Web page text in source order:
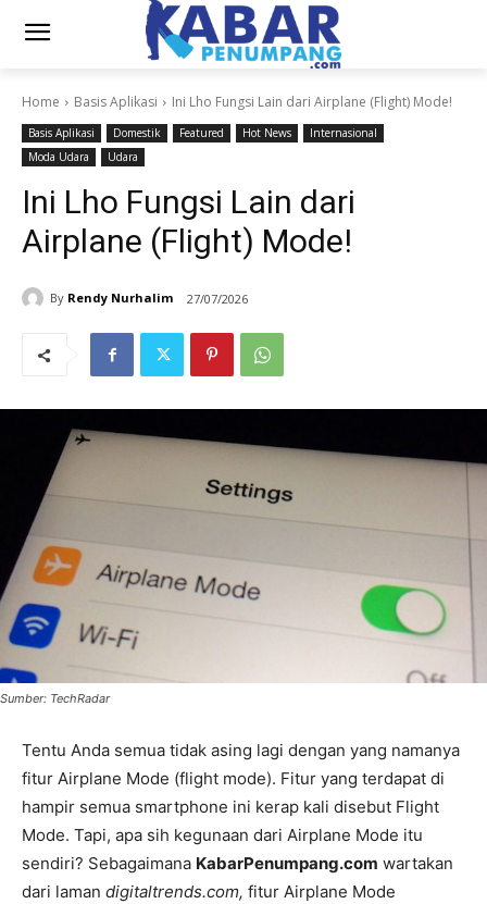
Home Basis Aplikasi Ini Lho Fungsi Lain dari Airplane (Flight) Mode!
Basis Aplikasi Domestik Featured Hot News
Internasional
Moda Udara
Udara
Ini Lho Fungsi Lain dari
Airplane (Flight) Mode!
By Rendy Nurhalim 27/07/2026
Sumber: TechRadar
Tentu Anda semua tidak asing lagi dengan yang namanya
fitur Airplane Mode (flight mode). Fitur yang terdapat di
hampir semua smartphone ini kerap kali disebut Flight
Mode. Tapi, apa sih kegunaan dari Airplane Mode itu
sendiri? Sebagaimana KabarPenumpang.com wartakan
dari laman digitaltrends.com, fitur Airplane Mode